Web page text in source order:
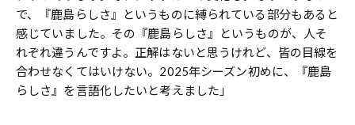
で、『鹿島らしさ』というものに縛られている部分もあると
感じていました。その『鹿島らしさ』というものが、人そ
れぞれ違うんですよ。正解はないと思うけれど、皆の目線を
合わせなくてはいけない。2025年シーズン初めに、『鹿島
らしさ』を言語化したいと考えました」